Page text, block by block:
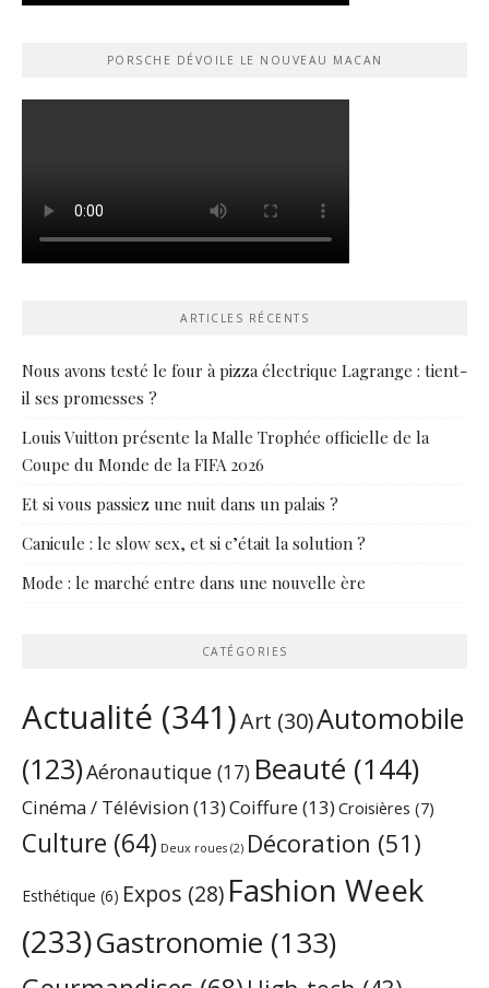
PORSCHE DÉVOILE LE NOUVEAU MACAN
ARTICLES RÉCENTS
Nous avons testé le four à pizza électrique Lagrange : tient-
il ses promesses ?
Louis Vuitton présente la Malle Trophée officielle de la
Coupe du Monde de la FIFA 2026
Et si vous passiez une nuit dans un palais ?
Canicule : le slow sex, et si c’était la solution ?
Mode : le marché entre dans une nouvelle ère
CATÉGORIES
Actualité (341)Art (30)Automobile
(123)Aéronautique (17) Beauté (144)
Cinéma / Télévision(13)Coiffure(13) Croisières (7)
Culture (64) Deux roues (2) Décoration (51)
Esthétique (6) Expos (28) Fashion Week
(233)Gastronomie (133)